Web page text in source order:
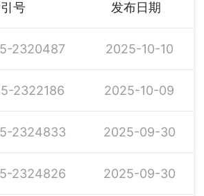
号 发布日期
2320487 2025-10-10
2322186 2025-10-09
2324833 2025-09-30
2324826 2025-09-30